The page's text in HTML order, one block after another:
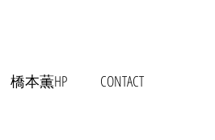
橋本薫HP CONTACT